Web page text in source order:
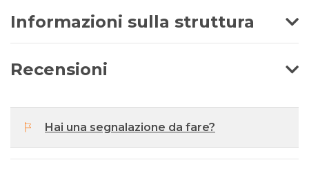
Informazioni sulla struttura
Recensioni
Hai una segnalazione da fare?